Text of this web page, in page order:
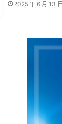
2025 年 6 月 13 日